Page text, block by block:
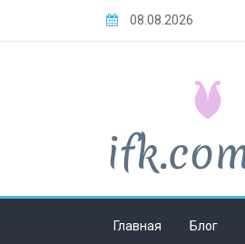
08.08.2026
Главная Блог